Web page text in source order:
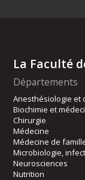
La Faculté
Départements
Anesthésiologie et
Biochimie et
Chirurgie
Médecine
Médecine de
Microbiologie,
Neurosciences
Nutrition